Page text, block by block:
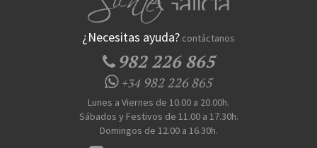
¿Necesitas ayuda? contáctanos
982 226 865
+34982 226 865
Lunes a Viernes de 10.00 a 20.00h.
Sábados y Festivos de 11.00 a 17.30h.
Domingos de 12.00 a 16.30h.